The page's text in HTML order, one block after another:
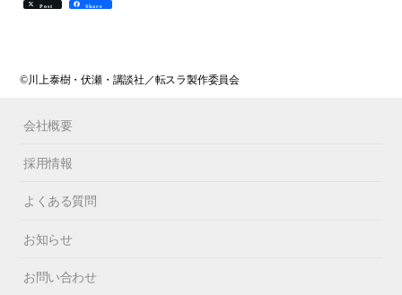
Post Share
©川上泰樹・伏瀬・講談社／転スラ製作委員会
会社概要
採用情報
よくある質問
お知らせ
お問い合わせ